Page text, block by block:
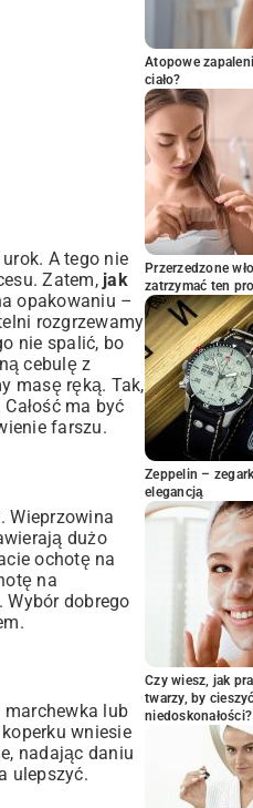
A tego nie
Zatem, jak
opakowaniu –
rozgrzewamy
nie spalić, bo
cebulę z
masę ręką. Tak,
ma być
farszu.
Wieprzowina
dużo
ochotę na
na
dobrego
marchewka lub
wniesie
nadając daniu
ulepszyć.
Atopowe
ciało?
Przerzedzone
zatrzymać ten
Zeppelin –
elegancją
Czy wiesz, jak
twarzy, by
niedoskonałości?